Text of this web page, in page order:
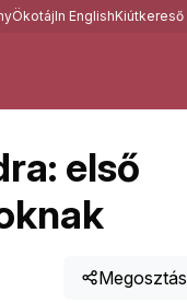
ÖkotájIn EnglishKiútkereső
első
Megosztás